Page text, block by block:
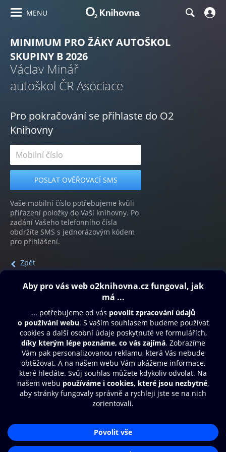
MENU
MINIMUM PRO ŽÁKY AUTOŠKOL
SKUPINY B 2026
Václav Minář
autoškol ČR Asociace
Pro pokračování se přihlaste do O2
Knihovny
Vaše mobilní číslo potřebujeme kvůli
přiřazení položky do Vaší knihovny. Po
zadání Vašeho telefonního čísla
obdržíte SMS s jednorázovým kódem
pro přihlášení.
Zpět
Obsah ke stažení
Moje O2 Knihovna
Další zábava
© O2 Czech Republic a.s.
Přístupnost
Zásady zpracování osobních údajůAplikace O2 Knihovna